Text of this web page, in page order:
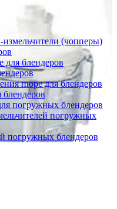
измельчители (чопперы)
блендеров
пюре для блендеров
погружных блендеров
погружных
погружных блендеров